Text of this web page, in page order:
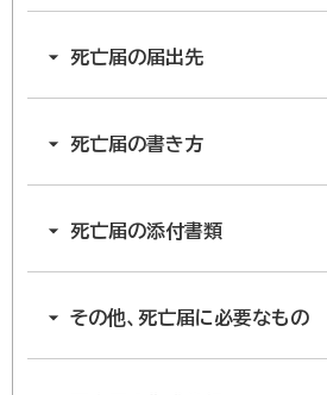
死亡届の届出先
死亡届の書き方
死亡届の添付書類
その他、死亡届に必要なもの